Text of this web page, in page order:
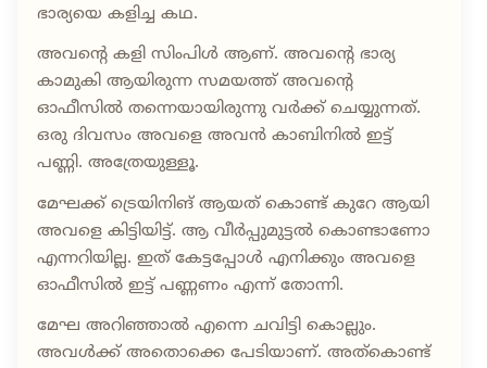
ഭാര്യയെ കളിച്ച കഥ.
അവന്റെ കളി സിംപിൾ ആണ്. അവന്റെ ഭാര്യ
കാമുകി ആയിരുന്ന സമയത്ത് അവന്റെ
ഓഫീസിൽ തന്നെയായിരുന്നു വർക്ക്‌ ചെയ്യുന്നത്.
ഒരു ദിവസം അവളെ അവൻ കാബിനിൽ ഇട്ട്
പണ്ണി. അത്രേയുള്ളൂ.
മേഘക്ക് ട്രെയിനിങ് ആയത് കൊണ്ട് കുറേ ആയി
അവളെ കിട്ടിയിട്ട്. ആ വീർപ്പുമുട്ടൽ കൊണ്ടാണോ
എന്നറിയില്ല. ഇത് കേട്ടപ്പോൾ എനിക്കും അവളെ
ഓഫീസിൽ ഇട്ട് പണ്ണണം എന്ന് തോന്നി.
മേഘ അറിഞ്ഞാൽ എന്നെ ചവിട്ടി കൊല്ലും.
അവൾക്ക് അതൊക്കെ പേടിയാണ്. അത്കൊണ്ട്